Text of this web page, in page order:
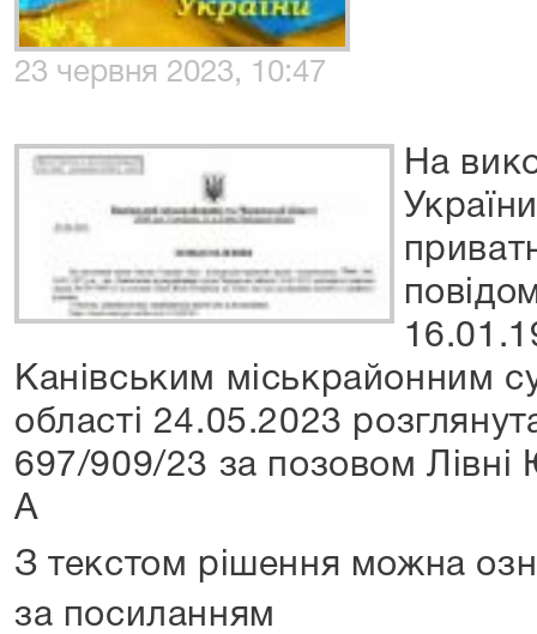
23 червня 2023, 10:47
На
Канівським міськрайонним
області 24.05.2023
697/909/23 за позовом Лівні
А
З текстом рішення можна
за посиланням